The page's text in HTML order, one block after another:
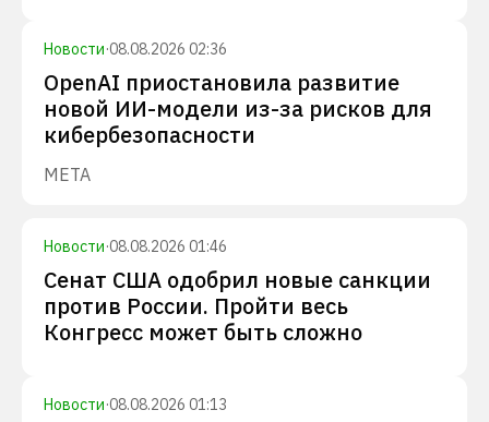
Новости·08.08.2026 02:36
OpenAI приостановила развитие
новой ИИ-модели из-за рисков для
кибербезопасности
META
Новости·08.08.2026 01:46
Сенат США одобрил новые санкции
против России. Пройти весь
Конгресс может быть сложно
Новости·08.08.2026 01:13